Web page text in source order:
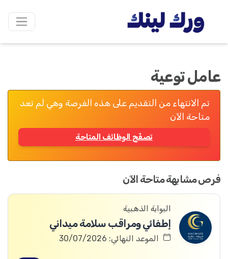
عامل توعية
تم الانتهاء من التقديم على هذه الفرصة وهي لم تعد
متاحة الآن
تصفّح الوظائف المتاحة
فرص مشابهة متاحة الآن
البوابة الذهبية
إطفائي ومراقب سلامة ميداني
الموعد النهائي: 30/07/2026